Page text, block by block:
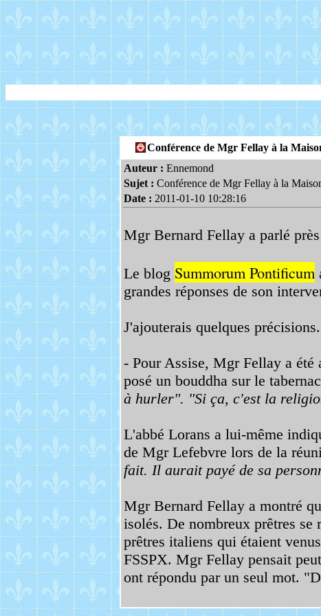
Conférence de Mgr Fellay à la
Auteur : Ennemond
Sujet : Conférence de Mgr Fellay à la
Date : 2011-01-10 10:28:16
Mgr Bernard Fellay a parlé
Le blog Summorum Pontificum
grandes réponses de son
J'ajouterais quelques précisions.
- Pour Assise, Mgr Fellay a été
posé un bouddha sur le
à hurler". "Si ça, c'est la
L'abbé Lorans a lui-même
de Mgr Lefebvre lors de la
fait. Il aurait payé de sa
Mgr Bernard Fellay a montré
isolés. De nombreux prêtres
prêtres italiens qui étaient
FSSPX. Mgr Fellay pensait
ont répondu par un seul mot.